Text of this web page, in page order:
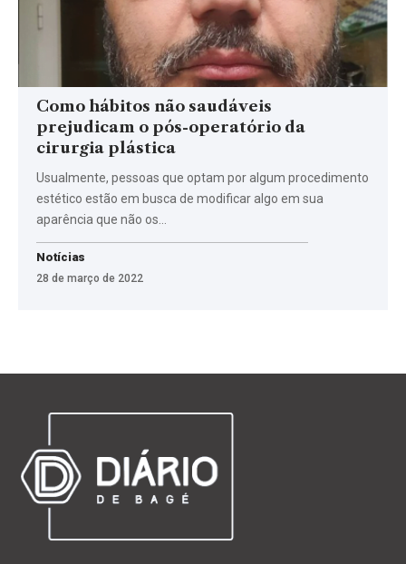
Como hábitos não saudáveis
prejudicam o pós-operatório da
cirurgia plástica
Usualmente, pessoas que optam por algum procedimento
estético estão em busca de modificar algo em sua
aparência que não os…
Notícias
28 de março de 2022